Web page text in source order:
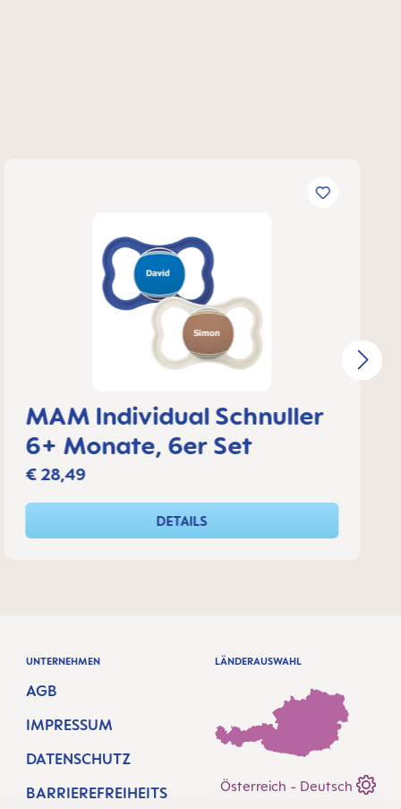
MAM Individual Schnuller
6+ Monate, 6er Set
€ 28,49
DETAILS
UNTERNEHMEN
AGB
IMPRESSUM
DATENSCHUTZ
BARRIEREFREIHEITS
LÄNDERAUSWAHL
Österreich - Deutsch